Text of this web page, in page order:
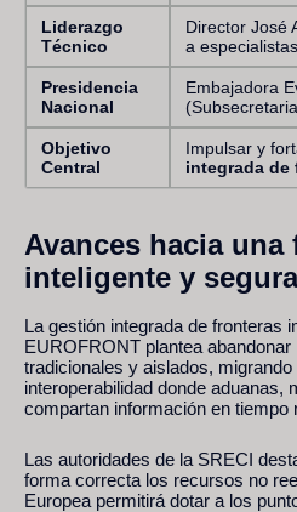
Liderazgo
Técnico
Director José
a
Presidencia
Nacional
Embajadora
Objetivo
Central
Impulsar y
integrada de
Avances hacia una
inteligente y segura
La gestión integrada de fronteras
EUROFRONT plantea
tradicionales y aislados,
interoperabilidad donde aduanas,
compartan información en tiempo
Las autoridades de la SRECI
forma correcta los recursos no
Europea permitirá dotar a los